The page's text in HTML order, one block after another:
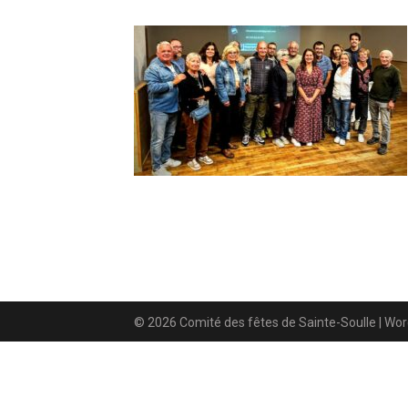
© 2026 Comité des fêtes de Sainte-Soulle |